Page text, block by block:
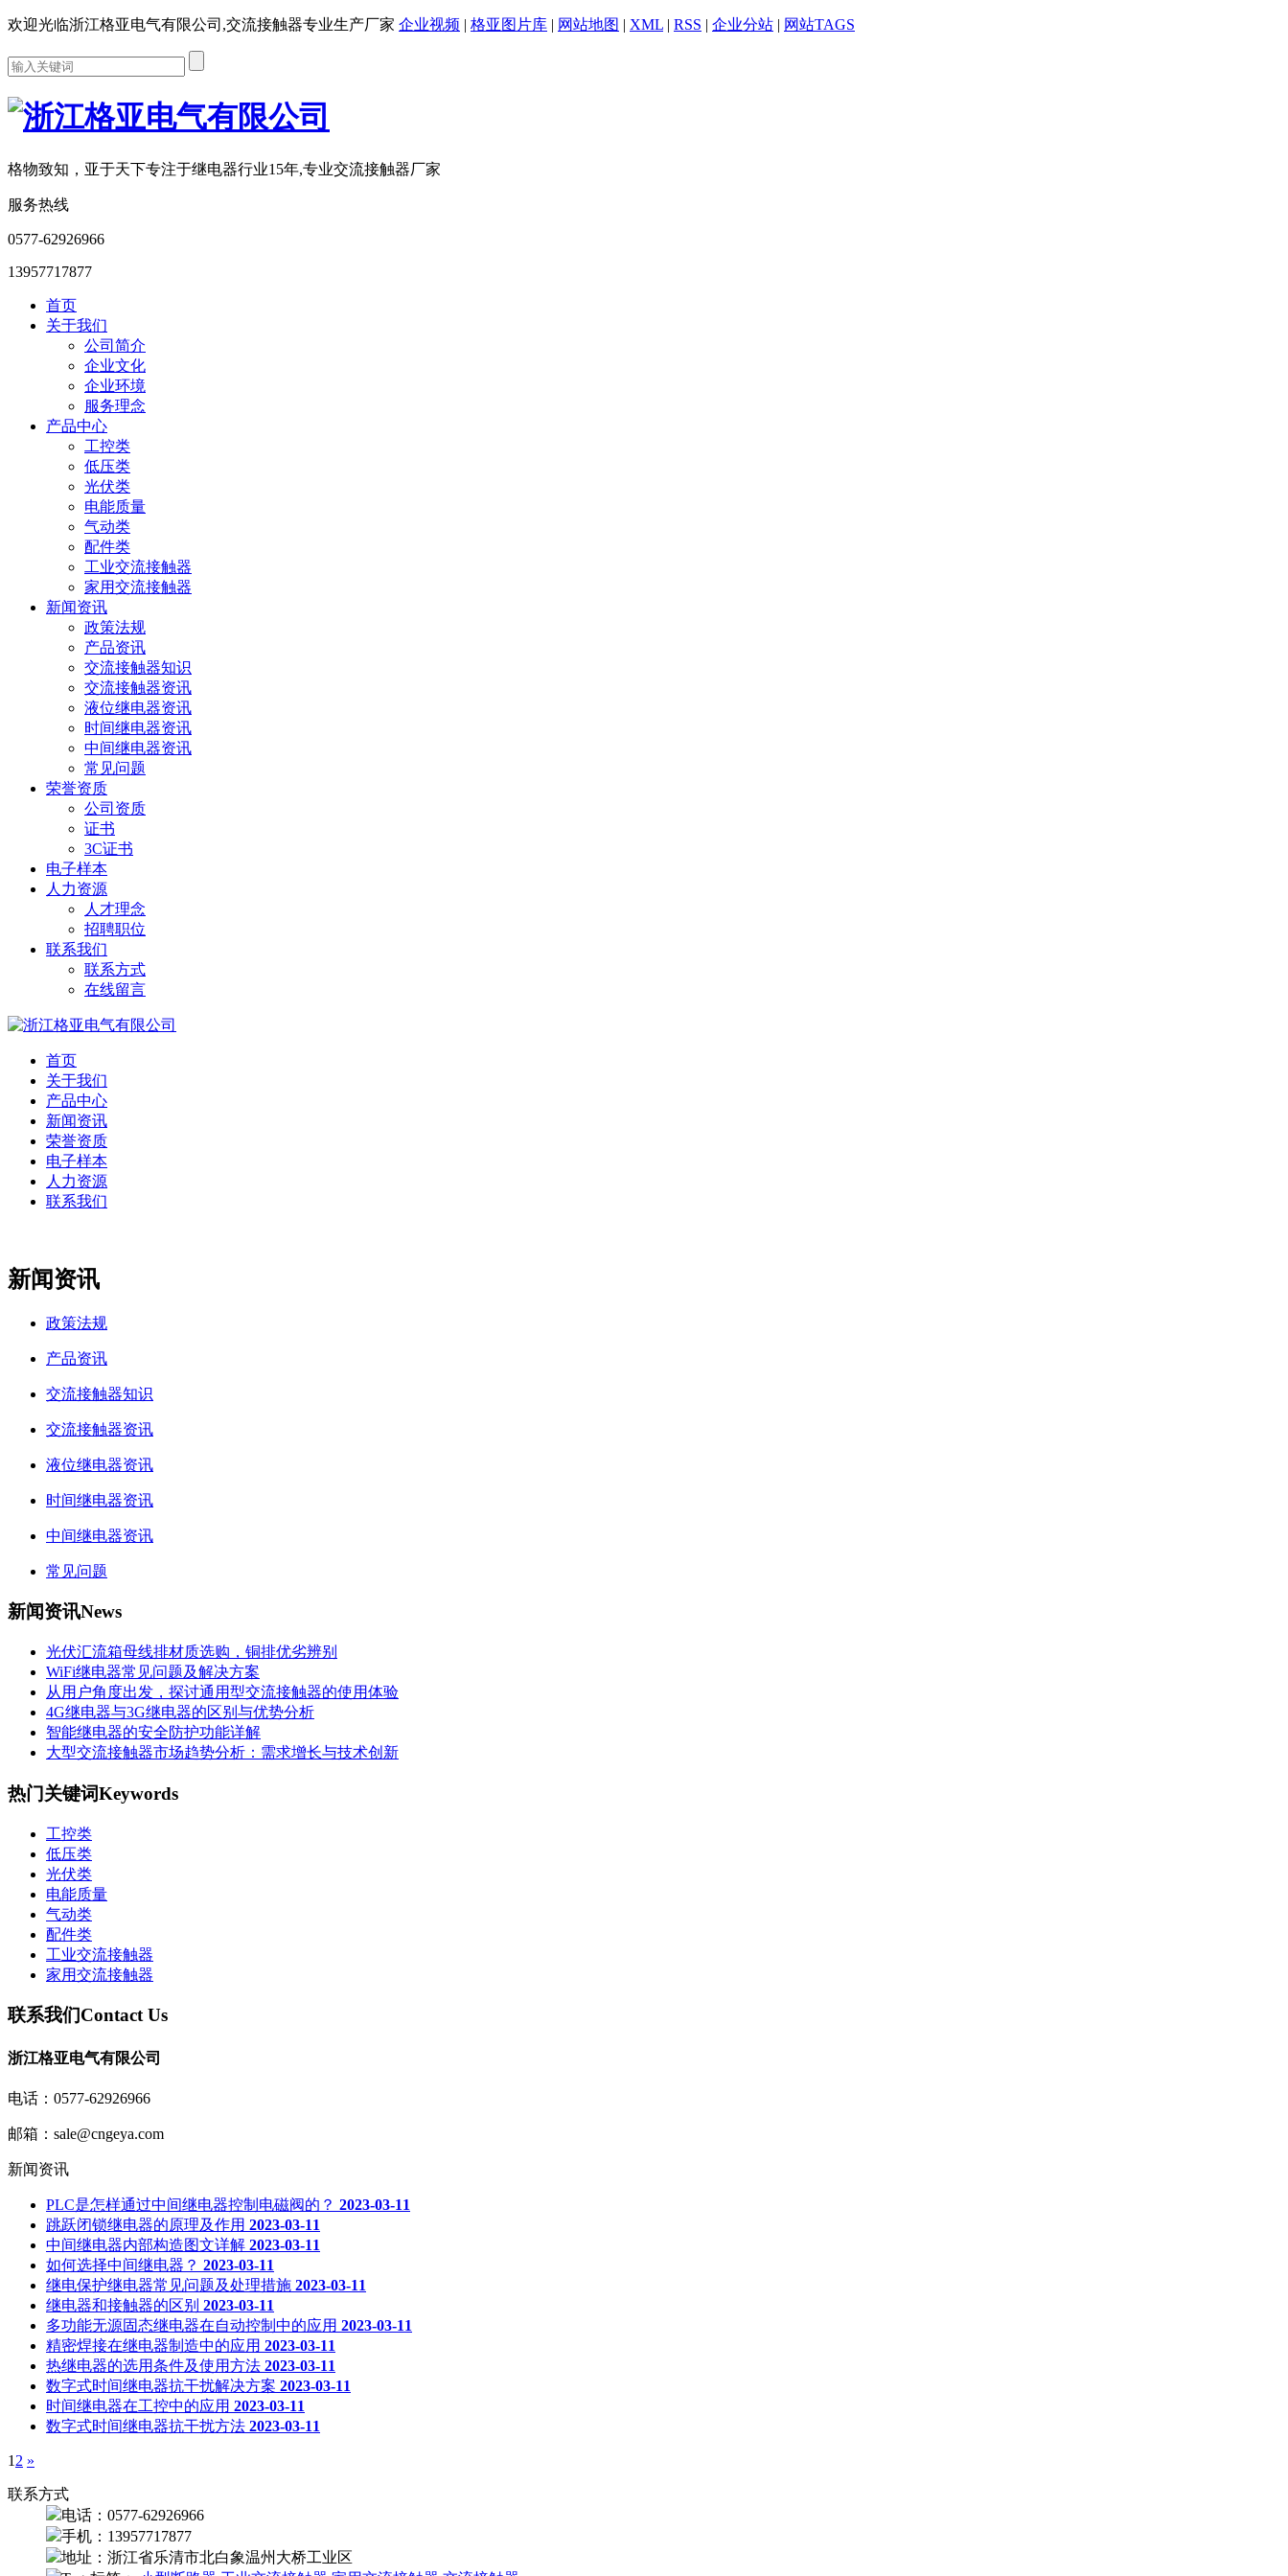
欢迎光临浙江格亚电气有限公司,交流接触器专业生产厂家 企业视频 | 格亚图片库 | 网站地图 | XML | RSS | 企业分站 | 网站TAGS
格物致知，亚于天下专注于继电器行业15年,专业交流接触器厂家
服务热线
0577-62926966
13957717877
首页
关于我们
公司简介
企业文化
企业环境
服务理念
产品中心
工控类
低压类
光伏类
电能质量
气动类
配件类
工业交流接触器
家用交流接触器
新闻资讯
政策法规
产品资讯
交流接触器知识
交流接触器资讯
液位继电器资讯
时间继电器资讯
中间继电器资讯
常见问题
荣誉资质
公司资质
证书
3C证书
电子样本
人力资源
人才理念
招聘职位
联系我们
联系方式
在线留言
首页
关于我们
产品中心
新闻资讯
荣誉资质
电子样本
人力资源
联系我们
新闻资讯
政策法规
产品资讯
交流接触器知识
交流接触器资讯
液位继电器资讯
时间继电器资讯
中间继电器资讯
常见问题
新闻资讯News
光伏汇流箱母线排材质选购，铜排优劣辨别
WiFi继电器常见问题及解决方案
从用户角度出发，探讨通用型交流接触器的使用体验
4G继电器与3G继电器的区别与优势分析
智能继电器的安全防护功能详解
大型交流接触器市场趋势分析：需求增长与技术创新
热门关键词Keywords
工控类
低压类
光伏类
电能质量
气动类
配件类
工业交流接触器
家用交流接触器
联系我们Contact Us
浙江格亚电气有限公司
电话：0577-62926966
邮箱：sale@cngeya.com
新闻资讯
PLC是怎样通过中间继电器控制电磁阀的？ 2023-03-11
跳跃闭锁继电器的原理及作用 2023-03-11
中间继电器内部构造图文详解 2023-03-11
如何选择中间继电器？ 2023-03-11
继电保护继电器常见问题及处理措施 2023-03-11
继电器和接触器的区别 2023-03-11
多功能无源固态继电器在自动控制中的应用 2023-03-11
精密焊接在继电器制造中的应用 2023-03-11
热继电器的选用条件及使用方法 2023-03-11
数字式时间继电器抗干扰解决方案 2023-03-11
时间继电器在工控中的应用 2023-03-11
数字式时间继电器抗干扰方法 2023-03-11
1 2 »
联系方式
电话：0577-62926966
手机：13957717877
地址：浙江省乐清市北白象温州大桥工业区